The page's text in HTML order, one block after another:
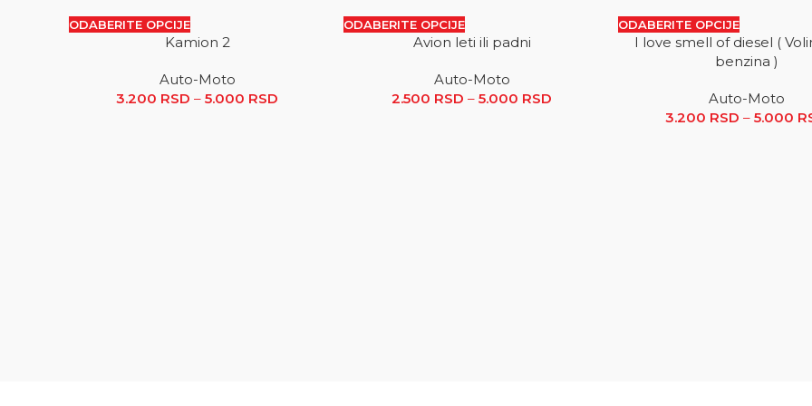
ODABERITE OPCIJE
Kamion 2
Auto-Moto
3.200 RSD – 5.000 RSD Raspon cena: od 3.200 RSD do 5.000 RSD
ODABERITE OPCIJE
Avion leti ili padni
Auto-Moto
2.500 RSD – 5.000 RSD Raspon cena: od 2.500 RSD do 5.000
SALE
ODABERITE OPCIJE
I love smell of diesel (
benzina )
Auto-Moto
3.200 RSD – 5.000